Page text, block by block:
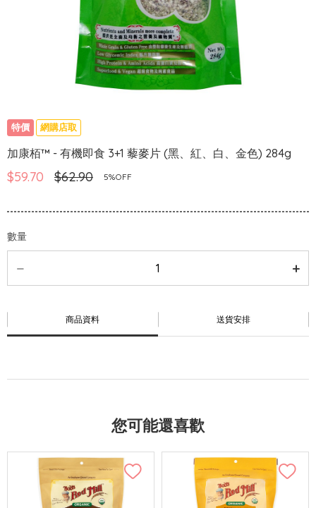
特價 網購店取
加康栢™ - 有機即食 3+1 藜麥片 (黑、紅、白、金色) 284g
$59.70 $62.90 5%OFF
數量
商品資料 送貨安排
您可能還喜歡